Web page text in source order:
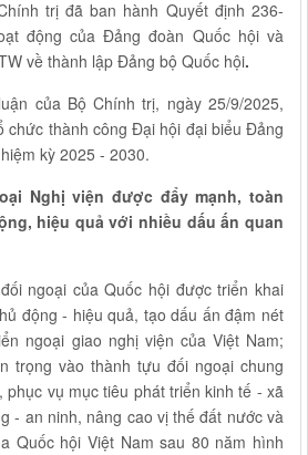
trị đã ban hành Quyết định 236-
động của Đảng đoàn Quốc hội và
về thành lập Đảng bộ Quốc hội.
của Bộ Chính trị, ngày 25/9/2025,
chức thành công Đại hội đại biểu Đảng
kỳ 2025 - 2030.
Nghị viện được đẩy mạnh, toàn
hiệu quả với nhiều dấu ấn quan
ngoại của Quốc hội được triển khai
động - hiệu quả, tạo dấu ấn đậm nét
ngoại giao nghị viện của Việt Nam;
trọng vào thành tựu đối ngoại chung
vụ mục tiêu phát triển kinh tế - xã
- an ninh, nâng cao vị thế đất nước và
Quốc hội Việt Nam sau 80 năm hình